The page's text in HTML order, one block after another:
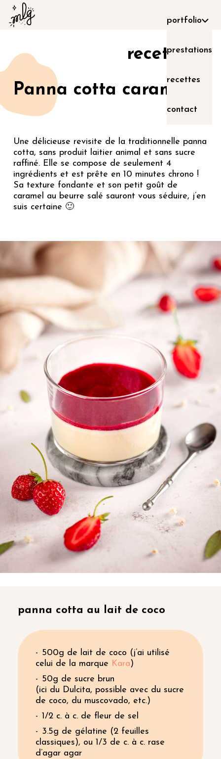
portfolio
prestations
recettes
contact
recette
Panna cotta caramel
Une délicieuse revisite de la traditionnelle panna
cotta, sans produit laitier animal et sans sucre
raffiné. Elle se compose de seulement 4
ingrédients et est prête en 10 minutes chrono !
Sa texture fondante et son petit goût de
caramel au beurre salé sauront vous séduire, j’en
suis certaine 🙂
panna cotta au lait de coco
500g de lait de coco (j’ai utilisé
celui de la marque Kara)
50g de sucre brun
(ici du Dulcita, possible avec du sucre
de coco, du muscovado, etc.)
1/2 c. à c. de fleur de sel
3.5g de gélatine (2 feuilles
classiques), ou 1/3 de c. à c. rase
d’agar agar